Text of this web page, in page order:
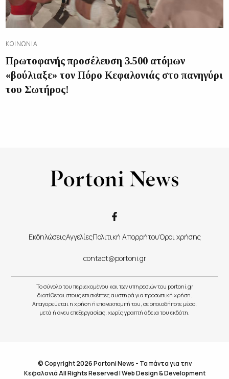
ΚΟΙΝΩΝΊΑ
Πρωτοφανής προσέλευση 3.500 ατόμων
«βούλιαξε» τον Πόρο Κεφαλονιάς στο πανηγύρι
του Σωτήρος!
ΕκδηλώσειςΑγγελίεςΠολιτική ΑπορρήτουΌροι χρήσης
contact@portoni.gr
Το σύνολο του περιεχομένου και των υπηρεσιών του portoni.gr
διατίθεται στους επισκέπτες αυστηρά για προσωπική χρήση.
Απαγορεύεται η χρήση ή επανεκπομπή του, σε οποιοδήποτε μέσο,
μετά ή άνευ επεξεργασίας, χωρίς γραπτή άδεια του εκδότη.
© Copyright 2026 Portoni News - Τα πάντα για την
Κεφαλονιά All Rights Reserved |Web Design & Development